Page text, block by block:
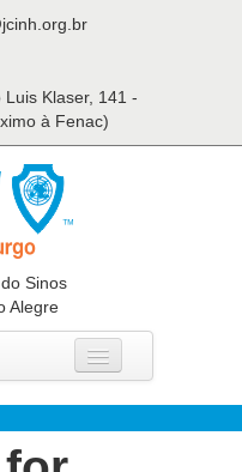
Luis Klaser, 141 -
à Fenac)
Sinos
Alegre